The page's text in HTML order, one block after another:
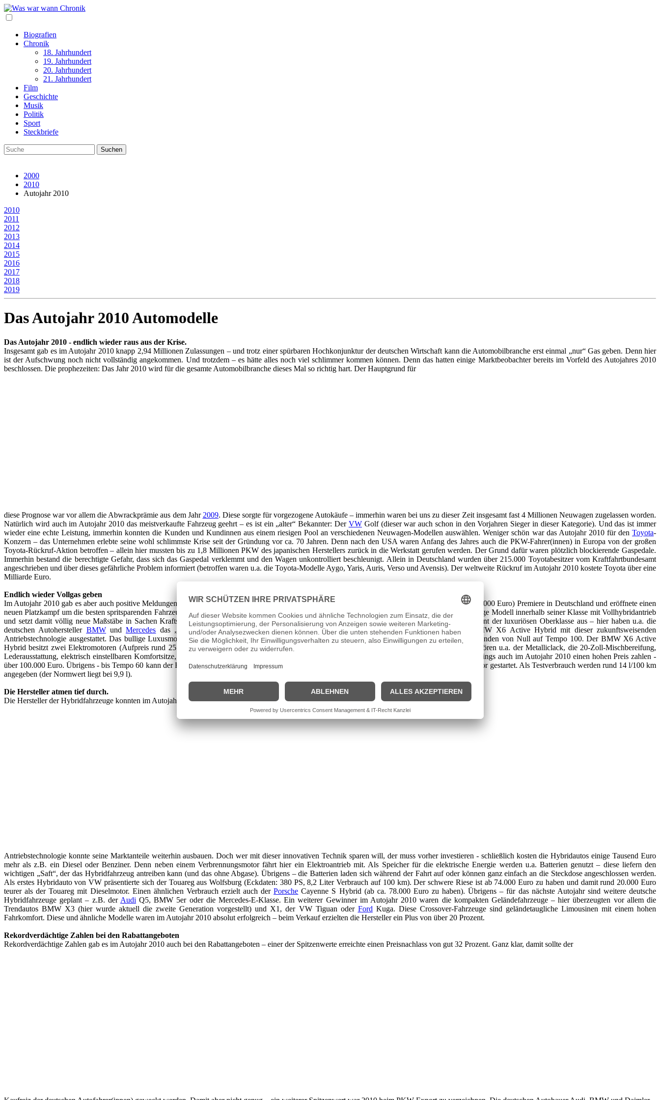
Biografien
Chronik
18. Jahrhundert
19. Jahrhundert
20. Jahrhundert
21. Jahrhundert
Film
Geschichte
Musik
Politik
Sport
Steckbriefe
2000
2010
Autojahr 2010
2010
2011
2012
2013
2014
2015
2016
2017
2018
2019
Das Autojahr 2010 Automodelle
Das Autojahr 2010 - endlich wieder raus aus der Krise.
Insgesamt gab es im Autojahr 2010 knapp 2,94 Millionen Zulassungen – und trotz einer spürbaren Hochkonjunktur der deutschen Wirtschaft kann die Automobilbranche erst einmal „nur“ Gas geben. Denn hier
ist der Aufschwung noch nicht vollständig angekommen. Und trotzdem – es hätte alles noch viel schlimmer kommen können. Denn das hatten einige Marktbeobachter bereits im Vorfeld des Autojahres 2010
beschlossen. Die prophezeiten: Das Jahr 2010 wird für die gesamte Automobilbranche dieses Mal so richtig hart. Der Hauptgrund für
diese Prognose war vor allem die Abwrackprämie aus dem Jahr 2009. Diese sorgte für vorgezogene Autokäufe – immerhin waren bei uns zu dieser Zeit insgesamt fast 4 Millionen Neuwagen zugelassen worden.
Natürlich wird auch im Autojahr 2010 das meistverkaufte Fahrzeug geehrt – es ist ein „alter“ Bekannter: Der VWGolf (dieser war auch schon in den Vorjahren Sieger in dieser Kategorie). Und das ist immer
wieder eine echte Leistung, immerhin konnten die Kunden und Kundinnen aus einem riesigen Pool an verschiedenen Neuwagen-Modellen auswählen. Weniger schön war das Autojahr 2010 für den Toyota-
Konzern – das Unternehmen erlebte seine wohl schlimmste Krise seit der Gründung vor ca. 70 Jahren. Denn nach den USA waren Anfang des Jahres auch die PKW-Fahrer(innen) in Europa von der großen
Toyota-Rückruf-Aktion betroffen – allein hier mussten bis zu 1,8 Millionen PKW des japanischen Herstellers zurück in die Werkstatt gerufen werden. Der Grund dafür waren plötzlich blockierende Gaspedale.
Immerhin bestand die berechtigte Gefahr, dass sich das Gaspedal verklemmt und den Wagen unkontrolliert beschleunigt. Allein in Deutschland wurden über 215.000 Toyotabesitzer vom Kraftfahrtbundesamt
angeschrieben und über dieses gefährliche Problem informiert (betroffen waren u.a. die Toyota-Modelle Aygo, Yaris, Auris, Verso und Avensis). Der weltweite Rückruf im Autojahr 2010 kostete Toyota über eine
Milliarde Euro.
Endlich wieder Vollgas geben
Im Autojahr 2010 gab es aber auch positive Meldungen aus dem Hause Toyota. In der zweiten Hälfte des Jahres feierte der neue Auris Hybrid (ab ca. 23.000 Euro) Premiere in Deutschland und eröffnete einen
neuen Platzkampf um die besten spritsparenden Fahrzeuge – und dieses Mal in der beliebten Kompaktklasse. Hier ist der Auris übrigens bislang das einzige Modell innerhalb seiner Klasse mit Vollhybridantrieb
und setzt damit völlig neue Maßstäbe in Sachen Kraftstoffverbrauch (3,8 l/100 km) und CO2-Emissionen (89 g/km). Ganz anders sieht das im Segment der luxuriösen Oberklasse aus – hier haben u.a. die
deutschen Autohersteller BMWundMercedes das „Näschen“ ganz weit vorne. Die noble Automobilschmiede aus München hatte u.a. den BMW X6 Active Hybrid mit dieser zukunftsweisenden
Antriebstechnologie ausgestattet. Das bullige Luxusmodell X6 bringt schwere 2,5 Tonnen auf die Waage und schafft es trotzdem in knappen 5,6 Sekunden von Null auf Tempo 100. Der BMW X6 Active
Hybrid besitzt zwei Elektromotoren (Aufpreis rund 25.000 Euro) und einen Biturbo-V8 (Systemleistung insgesamt 485 PS). Zur Serienausstattung gehören u.a. der Metalliclack, die 20-Zoll-Mischbereifung,
Lederausstattung, elektrisch einstellbaren Komfortsitze, das Glasdach, die Rückfahrkamera und ein Navigationssystem. Dafür mussten die Kunden allerdings auch im Autojahr 2010 einen hohen Preis zahlen -
über 100.000 Euro. Übrigens - bis Tempo 60 kann der BMW X6 Active Hybrid völlig elektrisch angetrieben werden – danach wird der Verbrennungsmotor gestartet. Als Testverbrauch werden rund 14 l/100 km
angegeben (der Normwert liegt bei 9,9 l).
Die Hersteller atmen tief durch.
Die Hersteller der Hybridfahrzeuge konnten im Autojahr 2010 einen weiteren Erfolg verbuchen. Die zukunftsweisende und umweltfreundliche
Antriebstechnologie konnte seine Marktanteile weiterhin ausbauen. Doch wer mit dieser innovativen Technik sparen will, der muss vorher investieren - schließlich kosten die Hybridautos einige Tausend Euro
mehr als z.B. ein Diesel oder Benziner. Denn neben einem Verbrennungsmotor fährt hier ein Elektroantrieb mit. Als Speicher für die elektrische Energie werden u.a. Batterien genutzt – diese liefern den
wichtigen „Saft“, der das Hybridfahrzeug antreiben kann (und das ohne Abgase). Übrigens – die Batterien laden sich während der Fahrt auf oder können ganz einfach an die Steckdose angeschlossen werden.
Als erstes Hybridauto von VW präsentierte sich der Touareg aus Wolfsburg (Eckdaten: 380 PS, 8,2 Liter Verbrauch auf 100 km). Der schwere Riese ist ab 74.000 Euro zu haben und damit rund 20.000 Euro
teurer als der Touareg mit Dieselmotor. Einen ähnlichen Verbrauch erzielt auch derPorsche Cayenne S Hybrid (ab ca. 78.000 Euro zu haben). Übrigens – für das nächste Autojahr sind weitere deutsche
Hybridfahrzeuge geplant – z.B. der Audi Q5, BMW 5er oder die Mercedes-E-Klasse. Ein weiterer Gewinner im Autojahr 2010 waren die kompakten Geländefahrzeuge – hier überzeugten vor allem die
Trendautos BMW X3 (hier wurde aktuell die zweite Generation vorgestellt) und X1, der VW Tiguan oder Ford Kuga. Diese Crossover-Fahrzeuge sind geländetaugliche Limousinen mit einem hohen
Fahrkomfort. Diese und ähnliche Modelle waren im Autojahr 2010 absolut erfolgreich – beim Verkauf erzielten die Hersteller ein Plus von über 20 Prozent.
Rekordverdächtige Zahlen bei den Rabattangeboten
Rekordverdächtige Zahlen gab es im Autojahr 2010 auch bei den Rabattangeboten – einer der Spitzenwerte erreichte einen Preisnachlass von gut 32 Prozent. Ganz klar, damit sollte der